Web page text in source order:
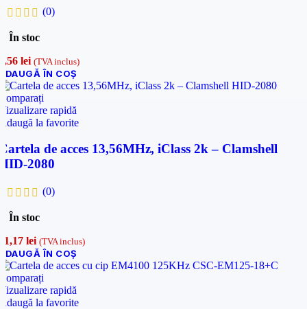
(0)
În stoc
lei (TVA inclus)
ÎN COȘ
rapidă
la favorite
de acces 13,56MHz, iClass 2k – Clamshell
2080
(0)
În stoc
lei (TVA inclus)
ÎN COȘ
rapidă
la favorite